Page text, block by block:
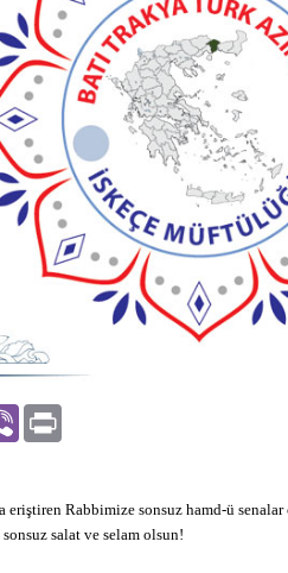
Viber
eriştiren Rabbimize sonsuz hamd-ü
salat ve selam olsun!